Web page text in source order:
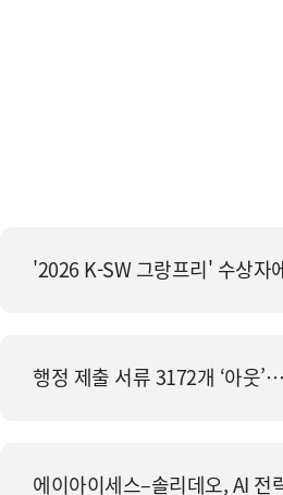
'2026 K-SW 그랑프리' 수상자
행정 제출 서류 3172개 ‘아웃’…
에이아이세스–솔리데오, AI 전